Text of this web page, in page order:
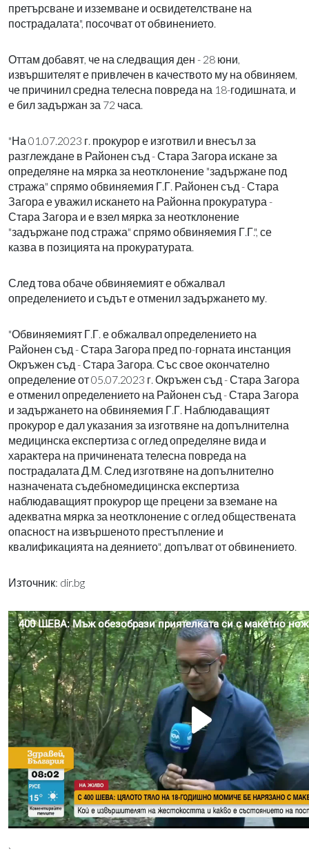
претърсване и изземване и освидетелстване на
пострадалата", посочват от обвинението.
Оттам добавят, че на следващия ден - 28 юни,
извършителят е привлечен в качеството му на обвиняем,
че причинил средна телесна повреда на 18-годишната, и
е бил задържан за 72 часа.
"На 01.07.2023 г. прокурор е изготвил и внесъл за
разглеждане в Районен съд - Стара Загора искане за
определяне на мярка за неотклонение "задържане под
стража" спрямо обвиняемия Г.Г. Районен съд - Стара
Загора е уважил искането на Районна прокуратура -
Стара Загора и е взел мярка за неотклонение
"задържане под стража" спрямо обвиняемия Г.Г.", се
казва в позицията на прокуратурата.
След това обаче обвиняемият е обжалвал
определението и съдът е отменил задържането му.
"Обвиняемият Г.Г. е обжалвал определението на
Районен съд - Стара Загора пред по-горната инстанция
Окръжен съд - Стара Загора. Със свое окончателно
определение от 05.07.2023 г. Окръжен съд - Стара Загора
е отменил определението на Районен съд - Стара Загора
и задържането на обвиняемия Г.Г. Наблюдаващият
прокурор е дал указания за изготвяне на допълнителна
медицинска експертиза с оглед определяне вида и
характера на причинената телесна повреда на
пострадалата Д.М. След изготвяне на допълнително
назначената съдебномедицинска експертиза
наблюдаващият прокурор ще прецени за вземане на
адекватна мярка за неотклонение с оглед обществената
опасност на извършеното престъпление и
квалификацията на деянието", допълват от обвинението.
Източник: dir.bg
`